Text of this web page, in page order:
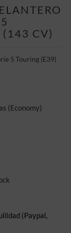
CV)
5 Touring (E39)
(Economy)
(Paypal,